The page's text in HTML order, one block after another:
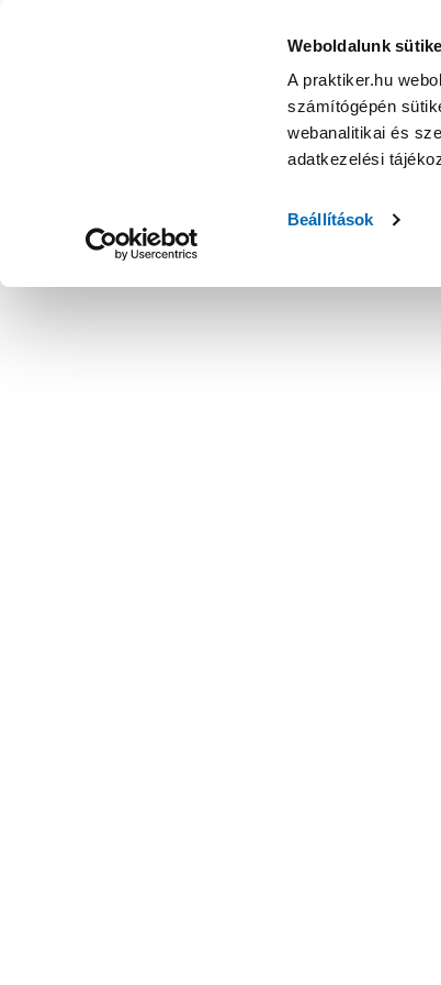
Weboldalunk
A praktiker.hu
számítógépén
webanalitikai és
adatkezelési
Beállítások